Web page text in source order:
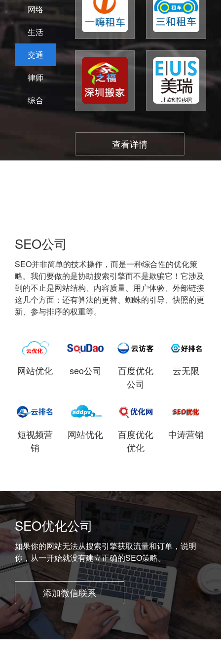
网络
生活
交通
律师
综合
查看详情
SEO公司
SEO并非简单的技术操作，而是一种综合性的优化策
略。我们要做的是协助搜索引擎而不是欺骗它！它涉及
到的不止是网站结构、内容质量、用户体验、外部链接
这几个方面；还有算法的更替、蜘蛛的引导、快照的更
新、参与排序的权重等。
网站优化 seo公司
百度优化
公司
云无限
短视频营
销
网站优化
百度优化
优化
中涛营销
SEO优化公司
如果你的网站无法从搜索引擎获取流量和订单，说明
你，从一开始就没有建立正确的SEO策略。
添加微信联系